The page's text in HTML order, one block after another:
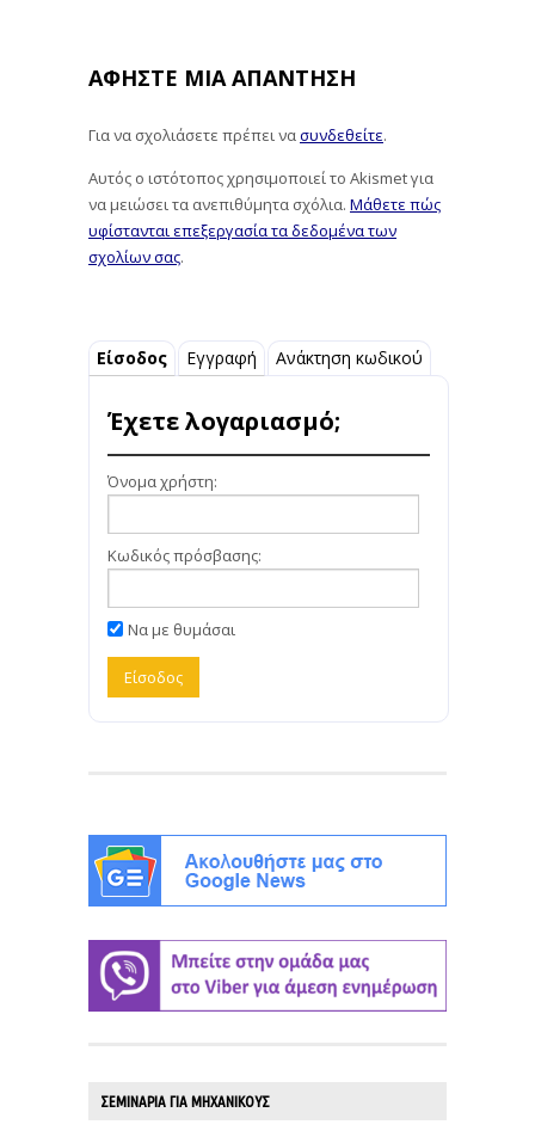
ΑΦΉΣΤΕ ΜΙΑ ΑΠΆΝΤΗΣΗ
Για να σχολιάσετε πρέπει νασυνδεθείτε.
Αυτός ο ιστότοπος χρησιμοποιεί το Akismet για
να μειώσει τα ανεπιθύμητα σχόλια. Μάθετε πώς
υφίστανται επεξεργασία τα δεδομένα των
σχολίων σας.
Είσοδος Εγγραφή Ανάκτηση κωδικού
Έχετε λογαριασμό;
Όνομα χρήστη:
Κωδικός πρόσβασης:
Να με θυμάσαι
ΣΕΜΙΝΑΡΙΑ ΓΙΑ ΜΗΧΑΝΙΚΟΥΣ